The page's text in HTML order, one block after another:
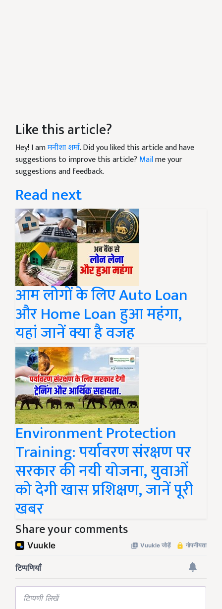
Like this article?
Hey! I amमनीशा शर्मा. Did you liked this article and have
suggestions to improve this article? Mailme your
suggestions and feedback.
Read next
आम लोगों के लिए Auto Loan
और Home Loan हुआ महंगा,
यहां जानें क्या है वजह
Environment Protection
Training: पर्यावरण संरक्षण पर
सरकार की नयी योजना, युवाओं
को देगी खास प्रशिक्षण, जानें पूरी
खबर
Share your comments